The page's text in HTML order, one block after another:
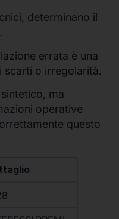
determinano il
errata è una
scarti o irregolarità.
ma
operative
questo